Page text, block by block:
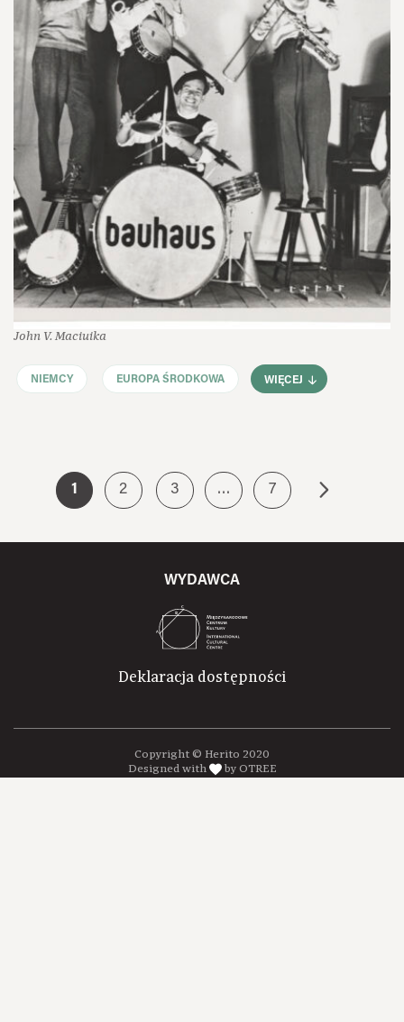
John V. Maciuika
NIEMCY EUROPA ŚRODKOWA WIĘCEJ
1 2 3 … 7
WYDAWCA
Deklaracja dostępności
Copyright © Herito 2020
Designed with
by OTREE